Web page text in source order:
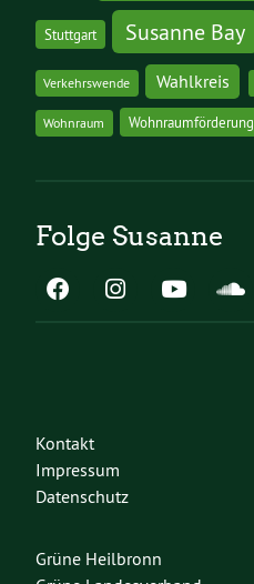
Stuttgart Susanne Bay
Verkehrswende Wahlkreis
Wohnraum Wohnraumförderung
Folge Susanne
Kontakt
Impressum
Datenschutz
Grüne Heilbronn